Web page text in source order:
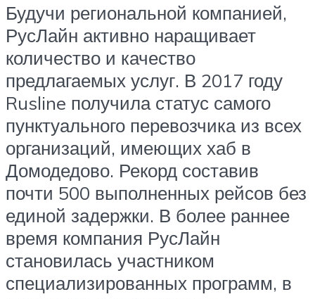
Будучи региональной компанией,
РусЛайн активно наращивает
количество и качество
предлагаемых услуг. В 2017 году
Rusline получила статус самого
пунктуального перевозчика из всех
организаций, имеющих хаб в
Домодедово. Рекорд составив
почти 500 выполненных рейсов без
единой задержки. В более раннее
время компания РусЛайн
становилась участником
специализированных программ, в